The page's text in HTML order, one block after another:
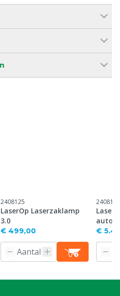
2408125
LaserOp Laserzaklamp
3.0
€ 499,00
2408131
€